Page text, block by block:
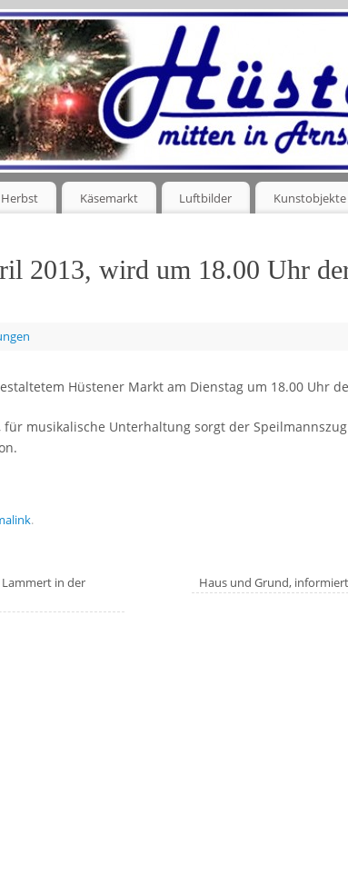
Käsemarkt Luftbilder Kunstobjekte
2013, wird um 18.00 Uhr
Hüstener Markt am Dienstag um 18.00 Uhr
musikalische Unterhaltung sorgt der Speilmannszug
.
in der
Haus und Grund,